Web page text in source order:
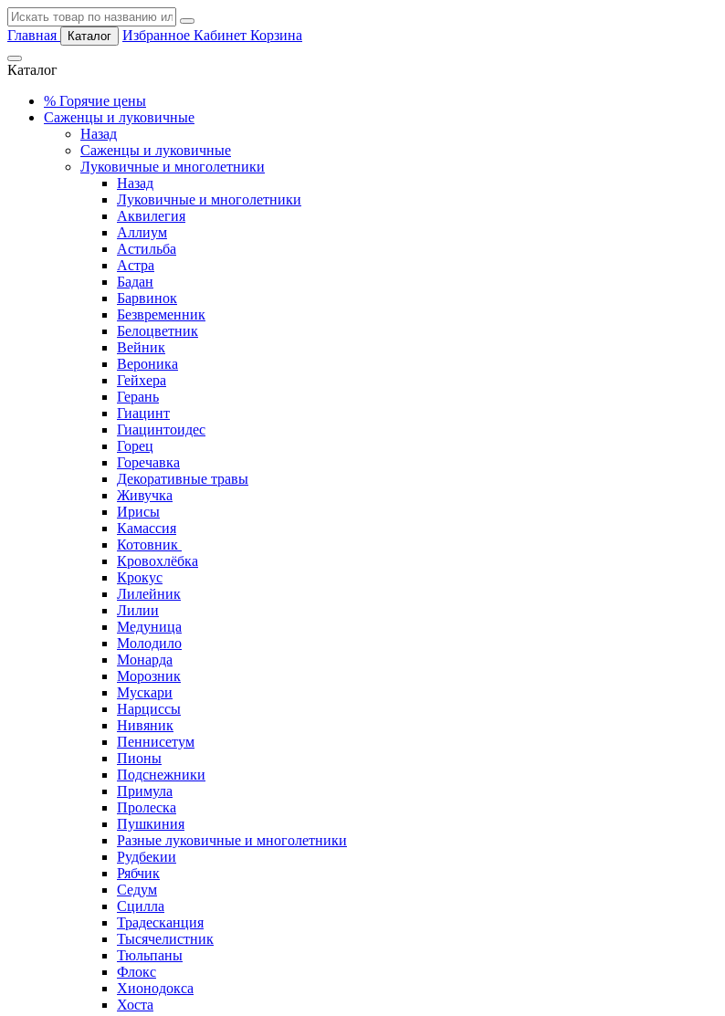
Главная Каталог Избранное Кабинет Корзина
Каталог
% Горячие цены
Саженцы и луковичные
Назад
Саженцы и луковичные
Луковичные и многолетники
Назад
Луковичные и многолетники
Аквилегия
Аллиум
Астильба
Астра
Бадан
Барвинок
Безвременник
Белоцветник
Вейник
Вероника
Гейхера
Герань
Гиацинт
Гиацинтоидес
Горец
Горечавка
Декоративные травы
Живучка
Ирисы
Камассия
Котовник
Кровохлёбка
Крокус
Лилейник
Лилии
Медуница
Молодило
Монарда
Морозник
Мускари
Нарциссы
Нивяник
Пеннисетум
Пионы
Подснежники
Примула
Пролеска
Пушкиния
Разные луковичные и многолетники
Рудбекии
Рябчик
Седум
Сцилла
Традесканция
Тысячелистник
Тюльпаны
Флокс
Хионодокса
Хоста